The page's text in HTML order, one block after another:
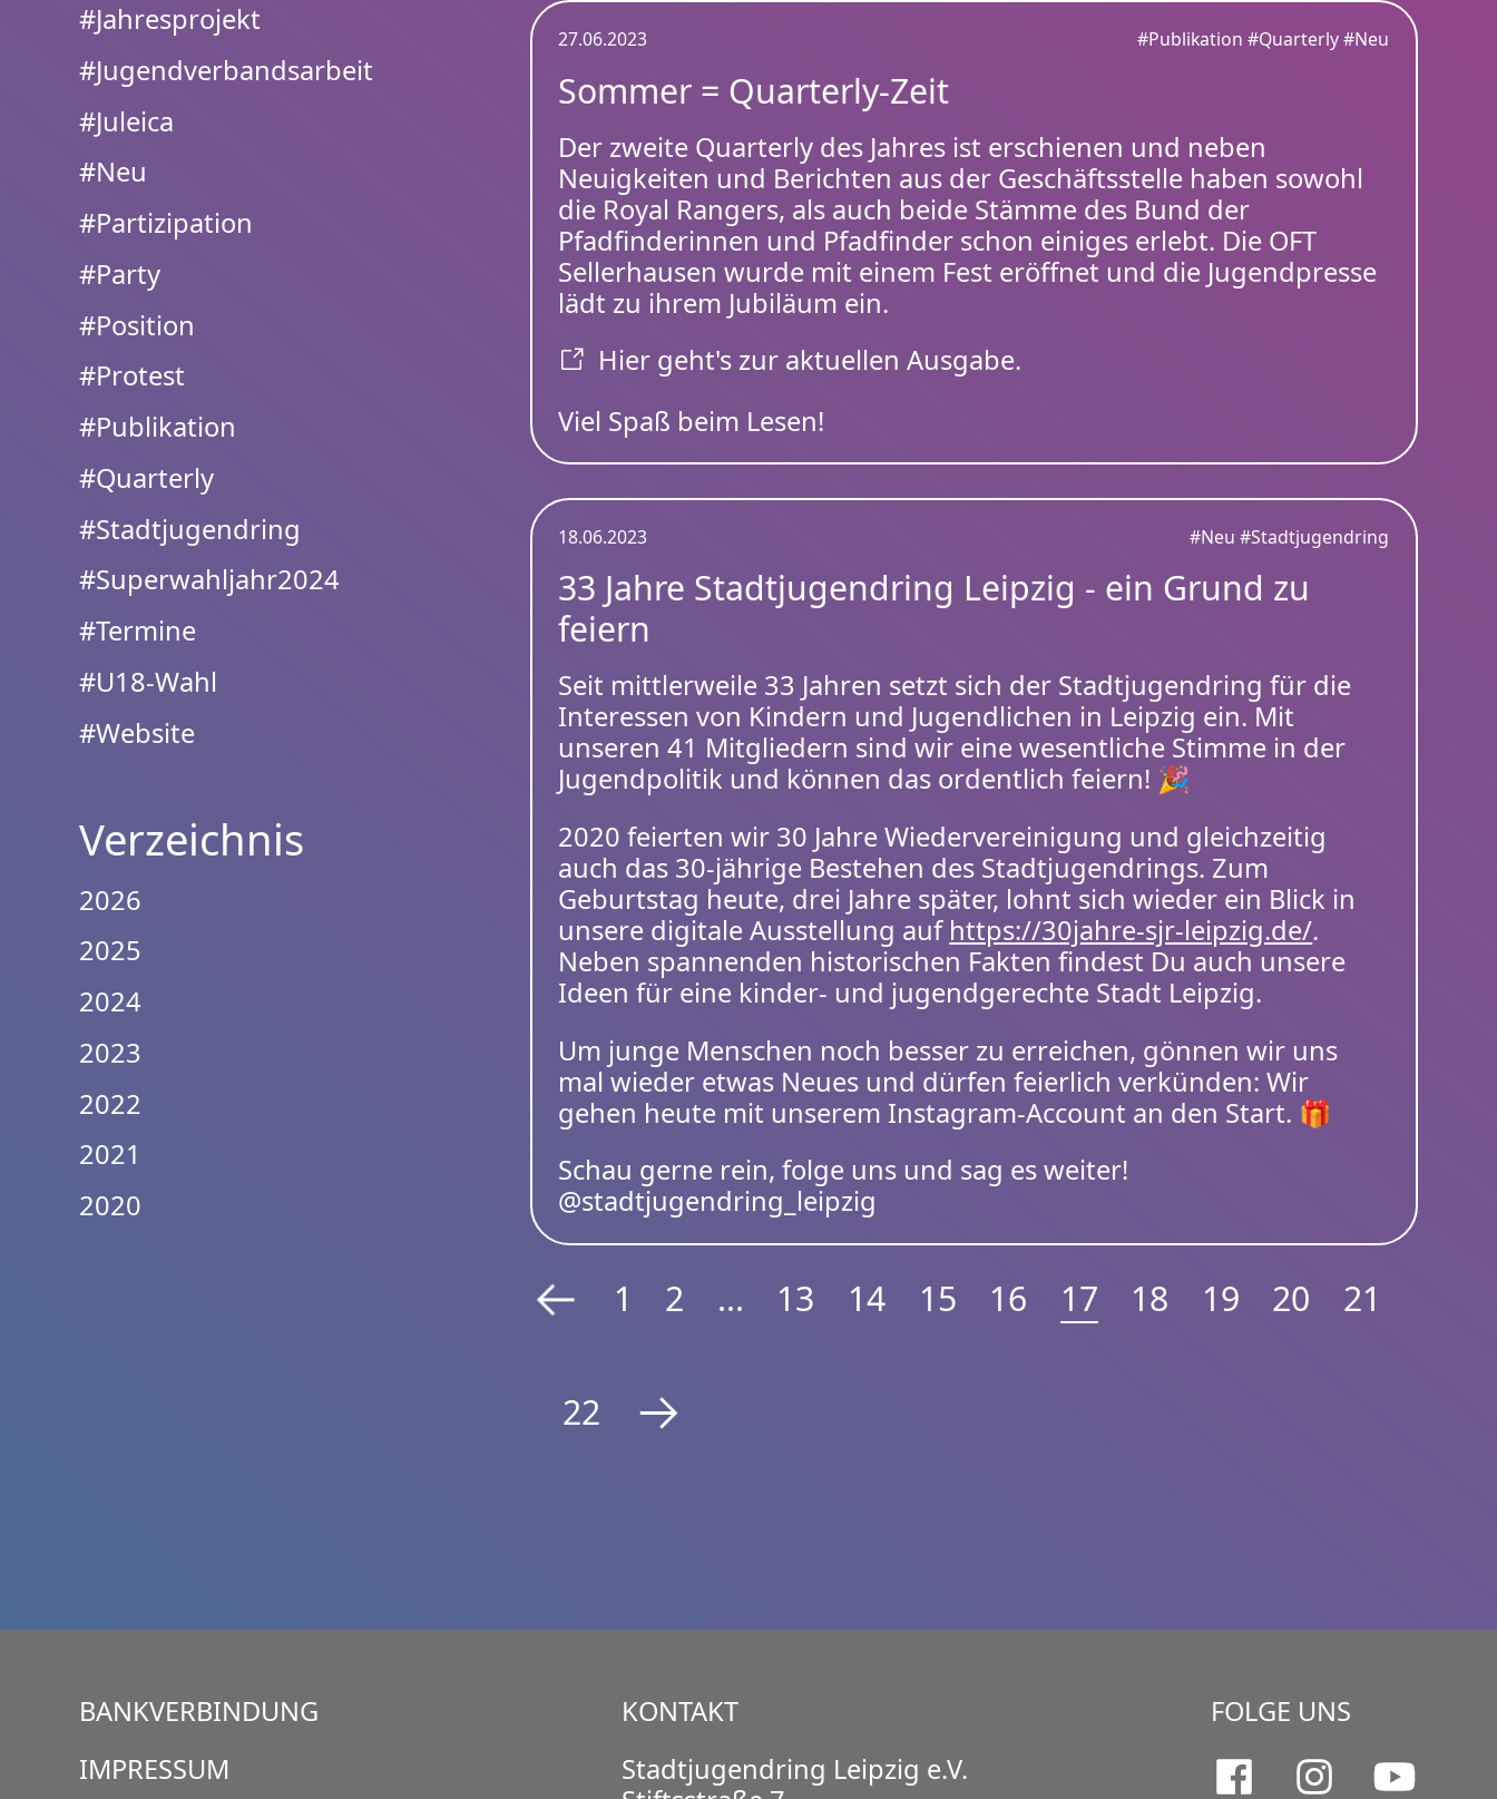
Sommer = Quarterly-Zeit
Der zweite Quarterly des Jahres ist erschienen und neben
Neuigkeiten und Berichten aus der Geschäftsstelle haben sowohl
die Royal Rangers, als auch beide Stämme des Bund der
Pfadfinderinnen und Pfadfinder schon einiges erlebt. Die OFT
Sellerhausen wurde mit einem Fest eröffnet und die Jugendpresse
lädt zu ihrem Jubiläum ein.
Hier geht's zur aktuellen Ausgabe.
Viel Spaß beim Lesen!
27.06.2023 #Publikation#Quarterly#Neu
33 Jahre Stadtjugendring Leipzig - ein Grund zu
feiern
Seit mittlerweile 33 Jahren setzt sich der Stadtjugendring für die
Interessen von Kindern und Jugendlichen in Leipzig ein. Mit
unseren 41 Mitgliedern sind wir eine wesentliche Stimme in der
Jugendpolitik und können das ordentlich feiern! 🎉
2020 feierten wir 30 Jahre Wiedervereinigung und gleichzeitig
auch das 30-jährige Bestehen des Stadtjugendrings. Zum
Geburtstag heute, drei Jahre später, lohnt sich wieder ein Blick in
unsere digitale Ausstellung auf https://30jahre-sjr-leipzig.de/.
Neben spannenden historischen Fakten findest Du auch unsere
Ideen für eine kinder- und jugend­gerechte Stadt Leipzig.
Um junge Menschen noch besser zu erreichen, gönnen wir uns
mal wieder etwas Neues und dürfen feierlich verkünden: Wir
gehen heute mit unserem Instagram-Account an den Start. 🎁
Schau gerne rein, folge uns und sag es weiter!
@stadtjugendring_leipzig
18.06.2023 #Neu#Stadtjugendring
1 2 ... 13 14 15 16 17 18 19 20 21
22
#Jahresprojekt
#Jugendverbandsarbeit
#Juleica
#Neu
#Partizipation
#Party
#Position
#Protest
#Publikation
#Quarterly
#Stadtjugendring
#Superwahljahr2024
#Termine
#U18-Wahl
#Website
Verzeichnis
2026
2025
2024
2023
2022
2021
2020
BANKVERBINDUNG
IMPRESSUM
KONTAKT
Stadtjugendring Leipzig e.V.
FOLGE UNS